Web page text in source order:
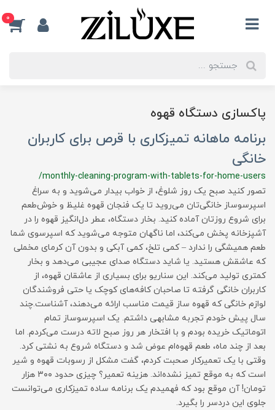
0
پاکسازی دستگاه قهوه
برنامه ماهانه تمیزکاری با قرص برای کاربران
خانگی
/monthly-cleaning-program-with-tablets-for-home-users
تصور کنید صبح یک روز شلوغ، از خواب بیدار می‌شوید و به سراغ
اسپرسوساز خانگی‌تان می‌روید تا یک فنجان قهوه غلیظ و خوش‌طعم
برای شروع روزتان آماده کنید. بخار دستگاه، عطر دل‌انگیز قهوه را در
آشپزخانه پخش می‌کند، اما ناگهان متوجه می‌شوید که اسپرسوی شما
طعم همیشگی را ندارد – کمی تلخ، کمی آبکی و بدون آن کرمای مخملی
که عاشقش هستید. یا شاید دستگاه صدای عجیبی می‌دهد و بخار
کمتری تولید می‌کند. این سناریو برای بسیاری از عاشقان قهوه، از
کاربران خانگی گرفته تا صاحبان کافه‌های کوچک یا حتی فروشندگان
لوازم خانگی که قهوه ساز قیمت مناسب ارائه می‌دهند، آشناست.چند
سال پیش خودم تجربه مشابهی داشتم. یک اسپرسوساز تمام
اتوماتیک خریده بودم و با افتخار هر روز صبح لاته درست می‌کردم. اما
بعد از چند ماه، طعم قهوه‌ام عوض شد و دستگاه شروع به نشتی کرد.
وقتی با یک تعمیرکار صحبت کردم، گفت مشکل از رسوبات قهوه و شیر
است که به موقع تمیز نشده‌اند. هزینه تعمیر؟ چیزی حدود ۳۰۰ هزار
تومان! آن موقع بود که فهمیدم یک برنامه ساده تمیزکاری می‌توانست
جلوی این دردسر را بگیرد.